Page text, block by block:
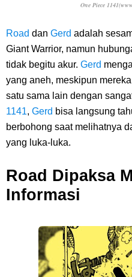
One Piece
Road dan Gerd adalah
Giant Warrior, namun
tidak begitu akur. Gerd
yang aneh, meskipun
satu sama lain dengan
1141, Gerd bisa langsung
berbohong saat melihatnya
yang luka-luka.
Road Dipaksa
Informasi